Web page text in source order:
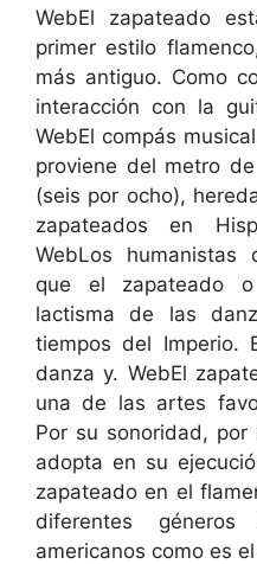
WebEl zapateado
primer estilo
más antiguo. Como
interacción con la
WebEl compás
proviene del metro
(seis por ocho),
zapateados en
WebLos humanistas
que el zapateado
lactisma de las
tiempos del Imperio.
danza y. WebEl
una de las artes
Por su sonoridad,
adopta en su
zapateado en el
diferentes
americanos como es